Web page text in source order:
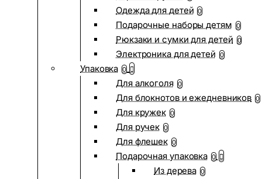
Одежда для детей 0
Подарочные наборы детям 0
Рюкзаки и сумки для детей 0
Электроника для детей 0
Упаковка 0
Для алкоголя 0
Для блокнотов и ежедневников 0
Для кружек 0
Для ручек 0
Для флешек 0
Подарочная упаковка 0
Из дерева 0